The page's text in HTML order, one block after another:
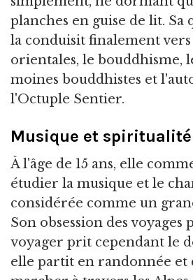
planches en guise de lit.
la conduisit finalement
orientales, le bouddhisme,
moines bouddhistes et
l'Octuple Sentier.
Musique et spiritualité
À l'âge de 15 ans, elle
étudier la musique et le
considérée comme un
Son obsession des
voyager prit cependant le
elle partit en randonnée et